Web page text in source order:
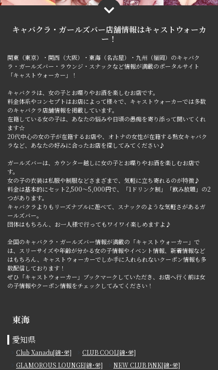
キャバクラ・ガールズバー店舗情報はキャストウォーカ
ー！
関東（東京）・関西（大阪）・東海（名古屋）・九州（福岡）のキャバク
ラ・ガールズバー・ラウンジ・スナックなど情報が満載のポータルサイト
「キャストウォーカー」！
キャバクラは、女の子とお喋りやお酒を楽しむお店です。
料金体系やコンセプトはお店によって様々で、キャストウォーカーでは多数
のキャバクラ店舗情報を掲載しています。
在籍している女の子は、あなたの悩みや日頃の愚痴を寄り添って聞いてくれ
ます☆
20代中心の女の子が在籍するお店や、オトナの女性が在籍する熟女キャバク
ラなど、あなたの好みに合ったお店を探してみてください♪
ガールズバーは、カウンター越しに女の子とお喋りやお酒を楽しむお店で
す。
女の子の衣装は私服や制服などさまざまで、気軽に立ち寄れるのが特徴♪
料金は基本的にセット2,500～5,000円で、「1ドリンク制」「飲み放題」の2
つがあります。
キャバクラよりもリーズナブルに遊べて、スナックのような気軽さがあるガ
ールズバー。
団体はもちろん、お一人様で行ってもワイワイ楽しめますよ♪
全国のキャバクラ・ガールズバー情報が満載の「キャストウォーカー」で
は、スリーサイズや年齢が分かる女の子情報やイベント情報、新着情報など
はもちろん、キャストウォーカーでしか手に入れられないクーポン情報も多
数配信しております！
ぜひ「キャストウォーカー」ブックマークしていただき、お店へ行く前は女
の子情報やクーポン情報をチェックしてみてください！
東海
愛知県
Club Xanadu[錦･栄]
CLUB COOL[錦･栄]
GLAMOROUS LOUNGE[錦･栄]
NEW CLUB PiNK[錦･栄]